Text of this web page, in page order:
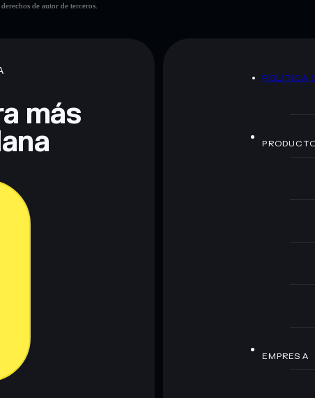
de autor de terceros.
más
POLÍTICA
EMPRESA